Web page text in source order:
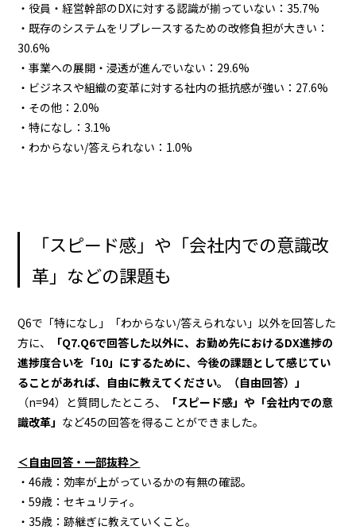
・役員・経営幹部のDXに対する認識が揃っていない：35.7%
・既存のシステムをリプレースするための改修負担が大きい：
30.6%
・事業への展開・浸透が進んでいない：29.6%
・ビジネスや組織の変革に対する社内の抵抗感が強い：27.6%
・その他：2.0%
・特になし：3.1%
・わからない/答えられない：1.0%
「スピード感」や「会社内での意識改
革」などの課題も
Q6で「特になし」「わからない/答えられない」以外を回答した
方に、
「Q7.Q6で回答した以外に、お勤め先におけるDX進捗の
進捗度合いを「10」にするために、今後の課題として感じてい
ることがあれば、自由に教えてください。（自由回答）」
（n=94）と質問したところ、
「スピード感」や「会社内での意
識改革」 など45の回答を得ることができました。
＜自由回答・一部抜粋＞
・46歳：効率が上がっているかの有無の確認。
・59歳：セキュリティ。
・35歳：跡継ぎに教えていくこと。